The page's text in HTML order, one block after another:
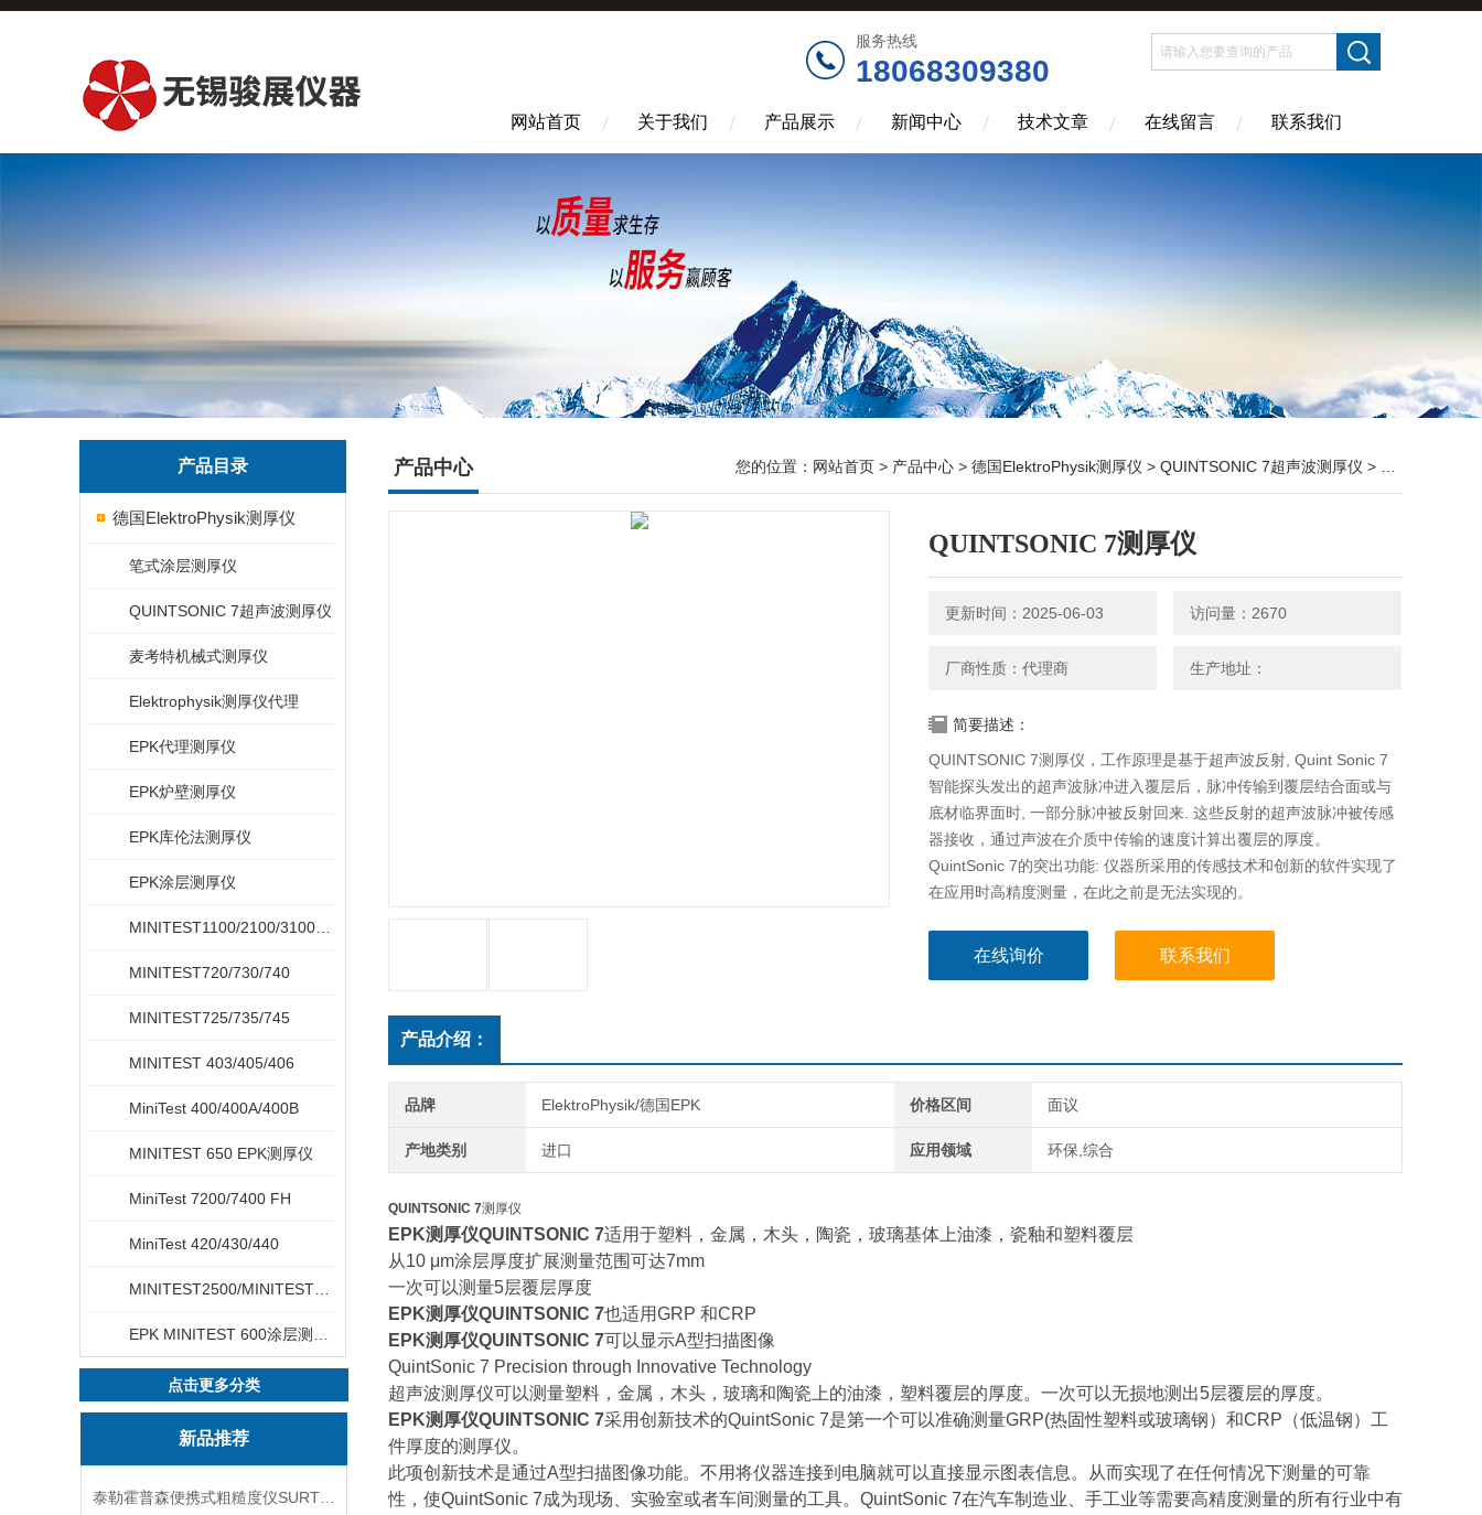
服务热线
18068309380
网站首页 关于我们 产品展示 新闻中心 技术文章 在线留言 联系我们
产品目录
德国ElektroPhysik测厚仪
笔式涂层测厚仪
QUINTSONIC 7超声波测厚仪
麦考特机械式测厚仪
Elektrophysik测厚仪代理
EPK代理测厚仪
EPK炉壁测厚仪
EPK库伦法测厚仪
EPK涂层测厚仪
MINITEST720/730/740
MINITEST725/735/745
MINITEST 403/405/406
MiniTest 400/400A/400B
MINITEST 650 EPK测厚仪
MiniTest 7200/7400 FH
MiniTest 420/430/440
点击更多分类
新品推荐
产品中心 您的位置： 网站首页 > 产品中心 > 德国ElektroPhysik测厚仪 > QUINTSONIC 7超声波测厚仪 > QUINTSONIC 7测厚仪
QUINTSONIC 7测厚仪
更新时间：2025-06-03 访问量：2670
厂商性质：代理商 生产地址：
简要描述：
QUINTSONIC 7测厚仪，工作原理是基于超声波反射, Quint Sonic 7
智能探头发出的超声波脉冲进入覆层后，脉冲传输到覆层结合面或与
底材临界面时, 一部分脉冲被反射回来. 这些反射的超声波脉冲被传感
器接收，通过声波在介质中传输的速度计算出覆层的厚度。
QuintSonic 7的突出功能: 仪器所采用的传感技术和创新的软件实现了
在应用时高精度测量，在此之前是无法实现的。
在线询价 联系我们
产品介绍：
品牌 ElektroPhysik/德国EPK 价格区间 面议
产地类别 进口 应用领域 环保,综合
QUINTSONIC 7测厚仪
EPK测厚仪QUINTSONIC 7适用于塑料，金属，木头，陶瓷，玻璃基体上油漆，瓷釉和塑料覆层
从10 μm涂层厚度扩展测量范围可达7mm
一次可以测量5层覆层厚度
EPK测厚仪QUINTSONIC 7也适用GRP 和CRP
EPK测厚仪QUINTSONIC 7可以显示A型扫描图像
QuintSonic 7 Precision through Innovative Technology
超声波测厚仪可以测量塑料，金属，木头，玻璃和陶瓷上的油漆，塑料覆层的厚度。一次可以无损地测出5层覆层的厚度。
EPK测厚仪QUINTSONIC 7采用创新技术的QuintSonic 7是第一个可以准确测量GRP(热固性塑料或玻璃钢）和CRP（低温钢）工
件厚度的测厚仪。
此项创新技术是通过A型扫描图像功能。不用将仪器连接到电脑就可以直接显示图表信息。从而实现了在任何情况下测量的可靠
性，使QuintSonic 7成为现场、实验室或者车间测量的工具。QuintSonic 7在汽车制造业、手工业等需要高精度测量的所有行业中有